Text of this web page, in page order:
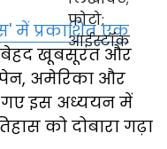
में प्रकाशित एक
बेहद खूबसूरत और
अमेरिका और
गए इस अध्ययन में
को दोबारा गढ़ा